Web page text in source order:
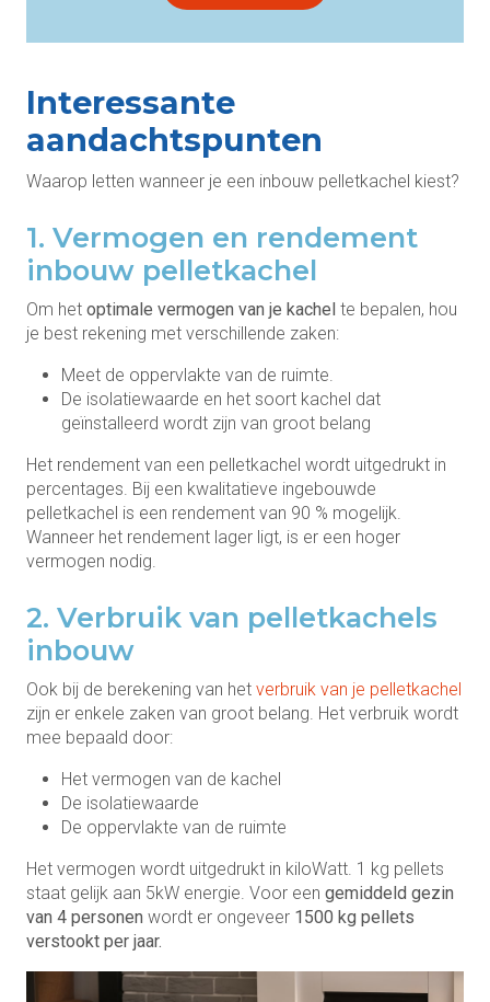
Interessante
aandachtspunten
Waarop letten wanneer je een inbouw pelletkachel kiest?
1. Vermogen en rendement
inbouw pelletkachel
Om het optimale vermogen van je kachel te bepalen, hou
je best rekening met verschillende zaken:
Meet de oppervlakte van de ruimte.
De isolatiewaarde en het soort kachel dat
geïnstalleerd wordt zijn van groot belang
Het rendement van een pelletkachel wordt uitgedrukt in
percentages. Bij een kwalitatieve ingebouwde
pelletkachel is een rendement van 90 % mogelijk.
Wanneer het rendement lager ligt, is er een hoger
vermogen nodig.
2. Verbruik van pelletkachels
inbouw
Ook bij de berekening van het verbruik van je pelletkachel
zijn er enkele zaken van groot belang. Het verbruik wordt
mee bepaald door:
Het vermogen van de kachel
De isolatiewaarde
De oppervlakte van de ruimte
Het vermogen wordt uitgedrukt in kiloWatt. 1 kg pellets
staat gelijk aan 5kW energie. Voor een gemiddeld gezin
van 4 personen wordt er ongeveer 1500 kg pellets
verstookt per jaar.